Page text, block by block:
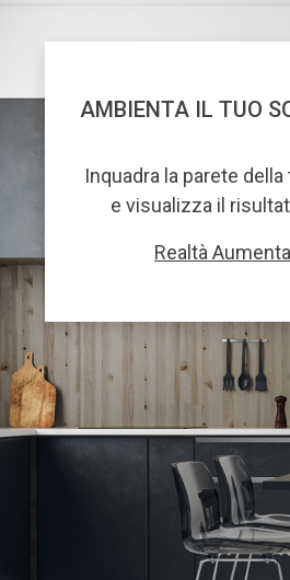
AMBIENTA IL TUO
Inquadra la parete
e visualizza il
Realtà